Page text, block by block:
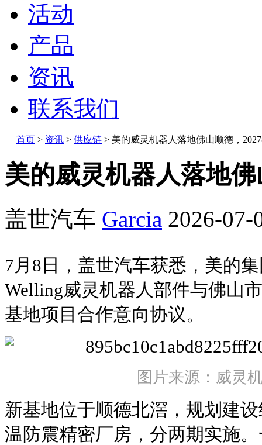
活动
产品
资讯
联系我们
首页 > 资讯 > 供应链 > 美的威灵机器人落地佛山顺德，
美的威灵机器人落地
盖世汽车 Garcia 2026-07-
7月8日，盖世汽车获悉，美的
Welling威灵机器人部件与佛山
基地项目合作意向协议。
图片来源：威灵
新基地位于顺德北滘，规划建
温防震精密厂房，分两期实施